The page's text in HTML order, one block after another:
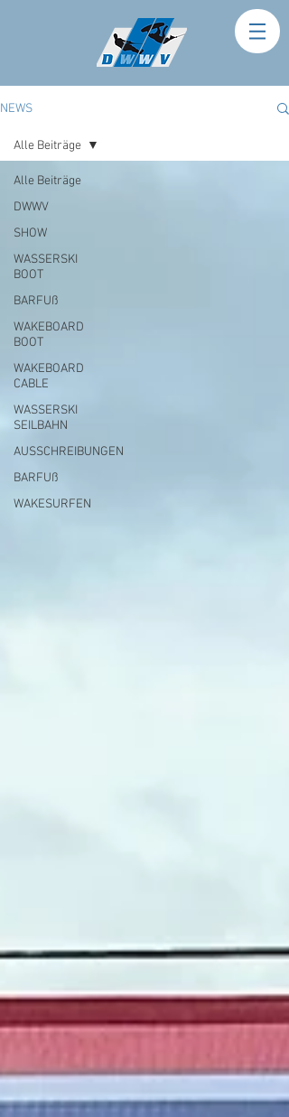
NEWS
Alle Beiträge
DWWV
SHOW
WASSERSKI
BOOT
BARFUß
WAKEBOARD
BOOT
WAKEBOARD
CABLE
WASSERSKI
SEILBAHN
AUSSCHREIBUNGEN
BARFUß
WAKESURFEN
Alle Beiträge